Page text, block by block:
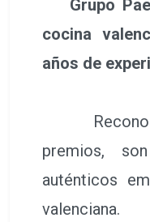
Grupo
cocina
años de
premios,
auténticos
valenciana.